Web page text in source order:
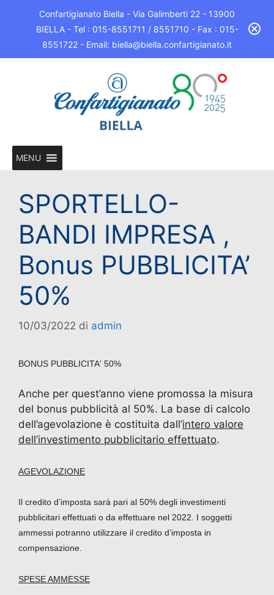
Confartigianato Biella - Via Galimberti 22 - 13900
BIELLA - Tel : 015-8551711 / 8551710 - Fax : 015-
8551722 - Email: biella@biella.confartigianato.it
MENU
SPORTELLO-
BANDI IMPRESA ,
Bonus PUBBLICITA’
50%
10/03/2022 di admin
BONUS PUBBLICITA' 50%
Anche per quest’anno viene promossa la misura
del bonus pubblicità al 50%. La base di calcolo
dell’agevolazione è costituita dall’intero valore
dell’investimento pubblicitario effettuato.
AGEVOLAZIONE
Il credito d’imposta sarà pari al 50% degli investimenti
pubblicitari effettuati o da effettuare nel 2022. I soggetti
ammessi potranno utilizzare il credito d’imposta in
compensazione.
SPESE AMMESSE